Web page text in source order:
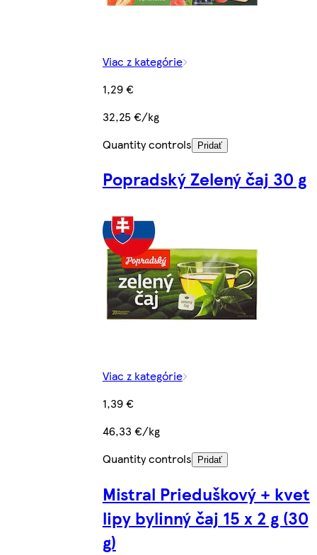
Viac z kategórie
1,29 €
32,25 €/kg
Quantity controls
Pridať
Popradský Zelený čaj 30 g
Viac z kategórie
1,39 €
46,33 €/kg
Quantity controls
Pridať
Mistral Prieduškový + kvet
lipy bylinný čaj 15 x 2 g (30
g)